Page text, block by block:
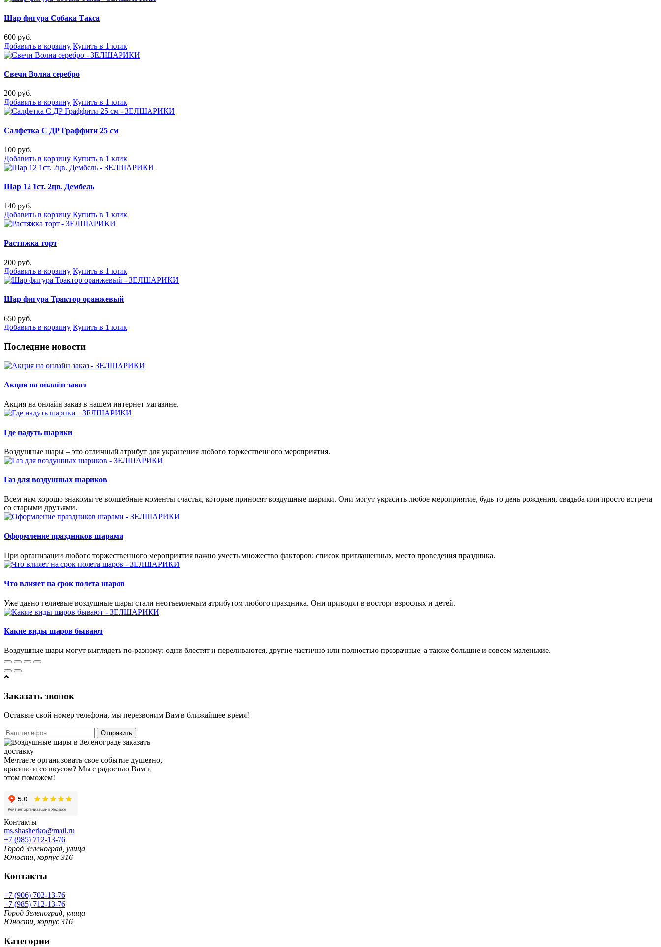
Шар фигура Собака Такса
600 руб.
Добавить в корзину Купить в 1 клик
Свечи Волна серебро
200 руб.
Добавить в корзину Купить в 1 клик
Салфетка С ДР Граффити 25 см
100 руб.
Добавить в корзину Купить в 1 клик
Шар 12 1ст. 2цв. Дембель
140 руб.
Добавить в корзину Купить в 1 клик
Растяжка торт
200 руб.
Добавить в корзину Купить в 1 клик
Шар фигура Трактор оранжевый
650 руб.
Добавить в корзину Купить в 1 клик
Последние новости
Акция на онлайн заказ
Акция на онлайн заказ в нашем интернет магазине.
Где надуть шарики
Воздушные шары – это отличный атрибут для украшения любого торжественного мероприятия.
Газ для воздушных шариков
Всем нам хорошо знакомы те волшебные моменты счастья, которые приносят воздушные шарики. Они могут украсить любое мероприятие, будь то день рождения, свадьба или просто встреча
со старыми друзьями.
Оформление праздников шарами
При организации любого торжественного мероприятия важно учесть множество факторов: список приглашенных, место проведения праздника.
Что влияет на срок полета шаров
Уже давно гелиевые воздушные шары стали неотъемлемым атрибутом любого праздника. Они приводят в восторг взрослых и детей.
Какие виды шаров бывают
Воздушные шары могут выглядеть по-разному: одни блестят и переливаются, другие частично или полностью прозрачные, а также большие и совсем маленькие.
Заказать звонок
Оставьте свой номер телефона, мы перезвоним Вам в ближайшее время!
Отправить
Мечтаете организовать свое событие душевно,
красиво и со вкусом? Мы с радостью Вам в
этом поможем!
Контакты
ms.shasherko@mail.ru
+7 (985) 712-13-76
Город Зеленоград, улица
Юности, корпус 316
Контакты
+7 (906) 702-13-76
+7 (985) 712-13-76
Город Зеленоград, улица
Юности, корпус 316
Категории